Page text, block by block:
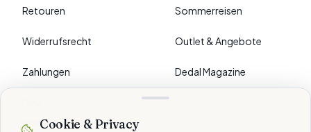
Retouren
Widerrufsrecht
Zahlungen
Sommerreisen
Outlet & Angebote
Dedal Magazine
›EINSTELLUNGEN
Cookie & Privacy